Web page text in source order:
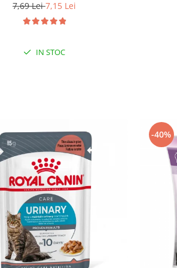
7,69 Lei7,15 Lei
IN STOC
-40%